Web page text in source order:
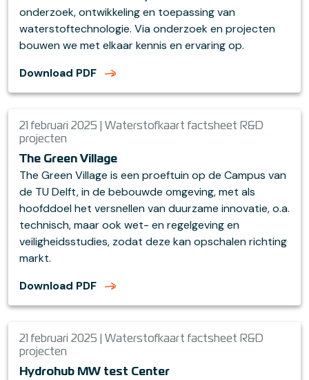
onderzoek, ontwikkeling en toepassing van
waterstoftechnologie. Via onderzoek en projecten
bouwen we met elkaar kennis en ervaring op.
Download PDF
21 februari 2025 | Waterstofkaart factsheet R&D
projecten
The Green Village
The Green Village is een proeftuin op de Campus van
de TU Delft, in de bebouwde omgeving, met als
hoofddoel het versnellen van duurzame innovatie, o.a.
technisch, maar ook wet- en regelgeving en
veiligheidsstudies, zodat deze kan opschalen richting
markt.
Download PDF
21 februari 2025 | Waterstofkaart factsheet R&D
projecten
Hydrohub MW test Center